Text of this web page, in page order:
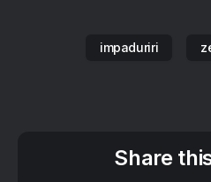
impaduriri
Share